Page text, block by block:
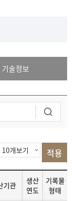
기술정보
기관
생산
연도
기록물
형태